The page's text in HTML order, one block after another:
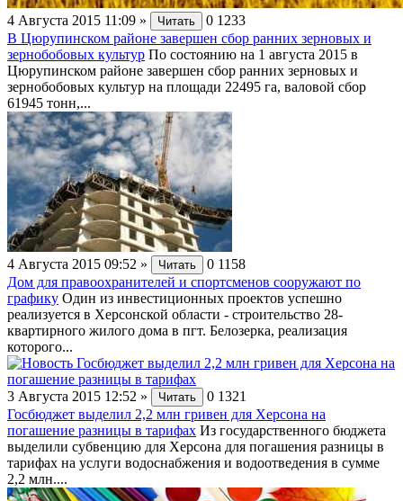
4 Августа 2015 11:09 » Читать 0 1233
В Цюрупинском районе завершен сбор ранних зерновых и
зернобобовых культур По состоянию на 1 августа 2015 в
Цюрупинском районе завершен сбор ранних зерновых и
зернобобовых культур на площади 22495 га, валовой сбор
61945 тонн,...
4 Августа 2015 09:52 » Читать 0 1158
Дом для правоохранителей и спортсменов сооружают по
графику Один из инвестиционных проектов успешно
реализуется в Херсонской области - строительство 28-
квартирного жилого дома в пгт. Белозерка, реализация
которого...
3 Августа 2015 12:52 » Читать 0 1321
Госбюджет выделил 2,2 млн гривен для Херсона на
погашение разницы в тарифах Из государственного бюджета
выделили субвенцию для Херсона для погашения разницы в
тарифах на услуги водоснабжения и водоотведения в сумме
2,2 млн....